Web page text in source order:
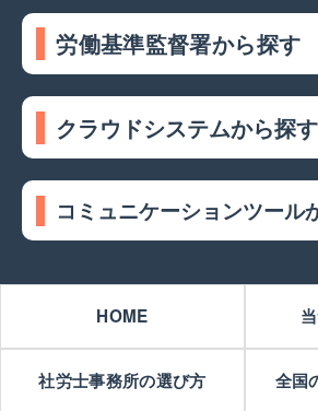
労働基準監督署から探す
クラウドシステムから探す
コミュニケーションツール
HOME
社労士事務所の選び方 全国